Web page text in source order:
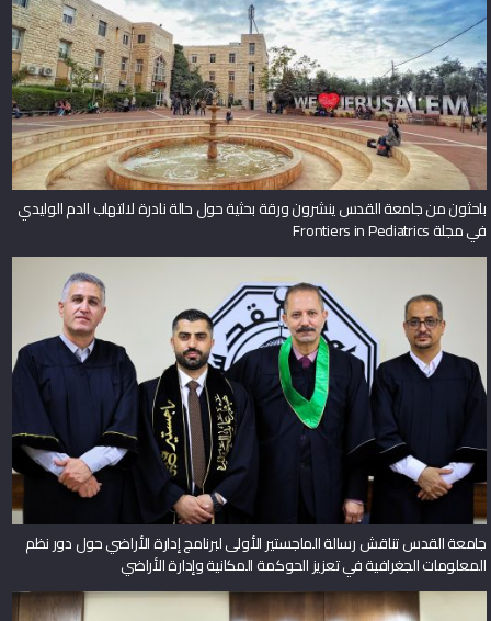
باحثون من جامعة القدس ينشرون ورقة بحثية حول حالة نادرة لالتهاب الدم الوليدي
في مجلة Frontiers in Pediatrics
جامعة القدس تناقش رسالة الماجستير الأولى لبرنامج إدارة الأراضي حول دور نظم
المعلومات الجغرافية في تعزيز الحوكمة المكانية وإدارة الأراضي